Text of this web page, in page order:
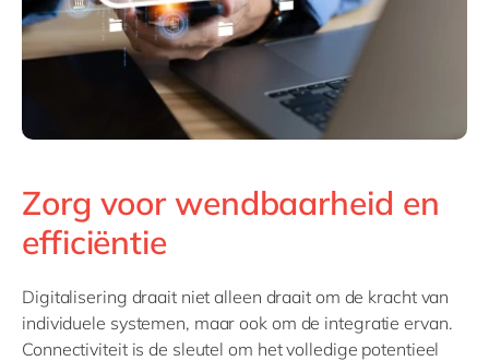
Zorg voor wendbaarheid en
efficiëntie
Digitalisering draait niet alleen draait om de kracht van
individuele systemen, maar ook om de integratie ervan.
Connectiviteit is de sleutel om het volledige potentieel